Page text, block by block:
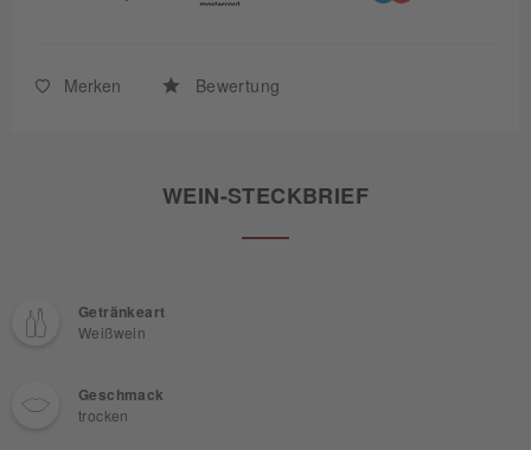
Merken Bewertung
WEIN-STECKBRIEF
Getränkeart
Weißwein
Geschmack
trocken